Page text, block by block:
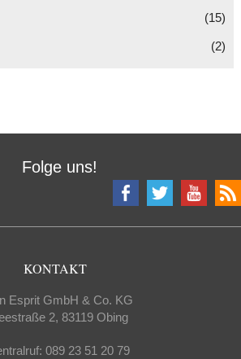
(15)
(2)
Folge uns!
KONTAKT
Esprit GmbH & Co. KG
2, 83119 Obing
089 23 51 20 79